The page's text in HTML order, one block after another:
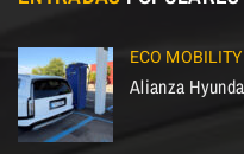
ECO MOBILITY
Alianza